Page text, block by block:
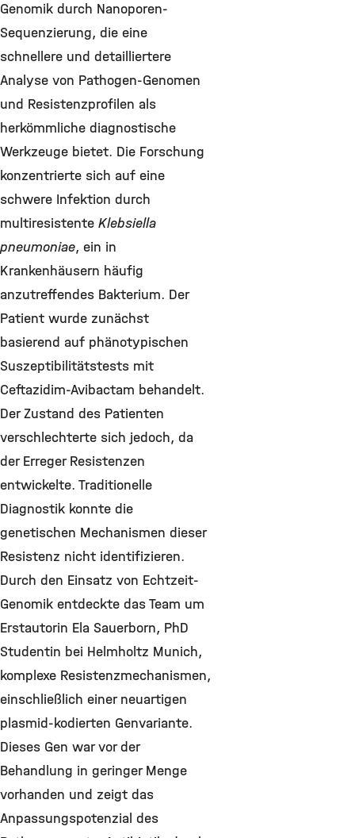
Genomik durch Nanoporen-
Sequenzierung, die eine
schnellere und detailliertere
Analyse von Pathogen-Genomen
und Resistenzprofilen als
herkömmliche diagnostische
Werkzeuge bietet. Die Forschung
konzentrierte sich auf eine
schwere Infektion durch
multiresistente Klebsiella
pneumoniae, ein in
Krankenhäusern häufig
anzutreffendes Bakterium. Der
Patient wurde zunächst
basierend auf phänotypischen
Suszeptibilitätstests mit
Ceftazidim-Avibactam behandelt.
Der Zustand des Patienten
verschlechterte sich jedoch, da
der Erreger Resistenzen
entwickelte. Traditionelle
Diagnostik konnte die
genetischen Mechanismen dieser
Resistenz nicht identifizieren.
Durch den Einsatz von Echtzeit-
Genomik entdeckte das Team um
Erstautorin Ela Sauerborn, PhD
Studentin bei Helmholtz Munich,
komplexe Resistenzmechanismen,
einschließlich einer neuartigen
plasmid-kodierten Genvariante.
Dieses Gen war vor der
Behandlung in geringer Menge
vorhanden und zeigt das
Anpassungspotenzial des